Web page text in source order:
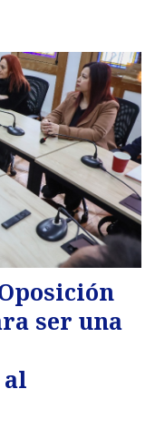
ser una